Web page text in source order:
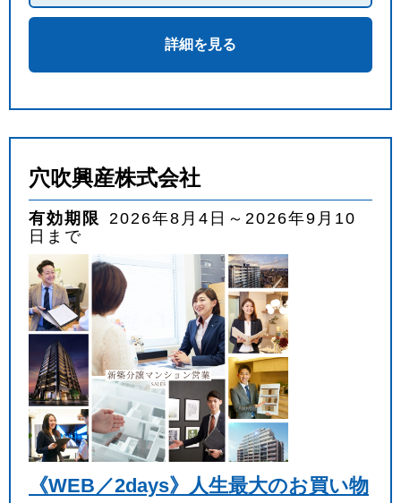
詳細を見る
穴吹興産株式会社
有効期限 2026年8月4日～2026年9月10
日まで
《WEB／2days》人生最大のお買い物